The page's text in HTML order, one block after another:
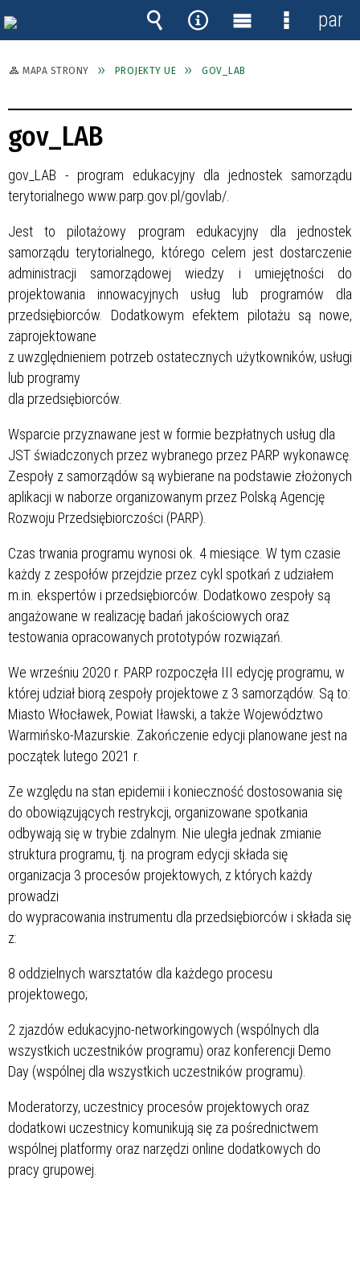
MAPA STRONY PROJEKTY UE GOV_LAB
gov_LAB
gov_LAB - program edukacyjny dla jednostek samorządu
terytorialnego www.parp.gov.pl/govlab/.
Jest to pilotażowy program edukacyjny dla jednostek
samorządu terytorialnego, którego celem jest dostarczenie
administracji samorządowej wiedzy i umiejętności do
projektowania innowacyjnych usług lub programów dla
przedsiębiorców. Dodatkowym efektem pilotażu są nowe,
zaprojektowane
z uwzględnieniem potrzeb ostatecznych użytkowników, usługi
lub programy
dla przedsiębiorców.
Wsparcie przyznawane jest w formie bezpłatnych usług dla
JST świadczonych przez wybranego przez PARP wykonawcę.
Zespoły z samorządów są wybierane na podstawie złożonych
aplikacji w naborze organizowanym przez Polską Agencję
Rozwoju Przedsiębiorczości (PARP).
Czas trwania programu wynosi ok. 4 miesiące. W tym czasie
każdy z zespołów przejdzie przez cykl spotkań z udziałem
m.in. ekspertów i przedsiębiorców. Dodatkowo zespoły są
angażowane w realizację badań jakościowych oraz
testowania opracowanych prototypów rozwiązań.
We wrześniu 2020 r. PARP rozpoczęła III edycję programu, w
której udział biorą zespoły projektowe z 3 samorządów. Są to:
Miasto Włocławek, Powiat Iławski, a także Województwo
Warmińsko-Mazurskie. Zakończenie edycji planowane jest na
początek lutego 2021 r.
Ze względu na stan epidemii i konieczność dostosowania się
do obowiązujących restrykcji, organizowane spotkania
odbywają się w trybie zdalnym. Nie uległa jednak zmianie
struktura programu, tj. na program edycji składa się
organizacja 3 procesów projektowych, z których każdy
prowadzi
do wypracowania instrumentu dla przedsiębiorców i składa się
z:
8 oddzielnych warsztatów dla każdego procesu
projektowego;
2 zjazdów edukacyjno-networkingowych (wspólnych dla
wszystkich uczestników programu) oraz konferencji Demo
Day (wspólnej dla wszystkich uczestników programu).
Moderatorzy, uczestnicy procesów projektowych oraz
dodatkowi uczestnicy komunikują się za pośrednictwem
wspólnej platformy oraz narzędzi online dodatkowych do
pracy grupowej.
Wyszukiwarka
Narzędzia
Menu
główne
Menu
panel